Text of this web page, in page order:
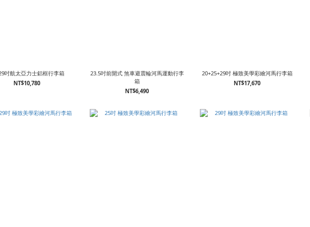
吋航太亞力士鋁框行李箱
NT$10,780
23.5吋前開式 煞車避震輪河馬運動行李
箱
NT$6,490
20+25+29吋 極致美學彩繪河馬行李箱
NT$17,670